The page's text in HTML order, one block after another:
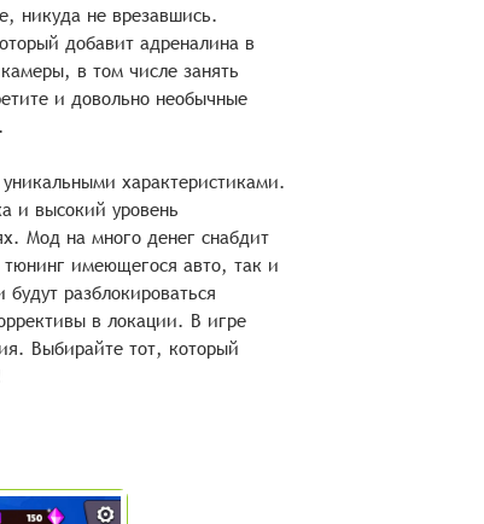
никуда не врезавшись.
добавит адреналина в
в том числе занять
и довольно необычные
характеристиками.
и высокий уровень
Мод на много денег снабдит
тюнинг имеющегося авто, так и
разблокироваться
в локации. В игре
Выбирайте тот, который